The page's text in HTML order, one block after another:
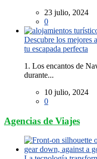
23 julio, 2024
0
Descubre los mejores
tu escapada perfecta
1. Los encantos de
durante...
10 julio, 2024
0
Agencias de Viajes